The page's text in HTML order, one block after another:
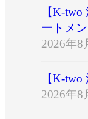
【K-
ートメ
2026年8
【K-
2026年8